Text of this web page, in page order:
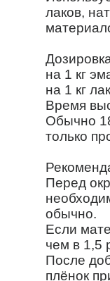
лаков,
на 1 кг
на 1 кг
Время
Обычно
только
Перед
обычно.
Если
чем в 1,5
После
плёнок